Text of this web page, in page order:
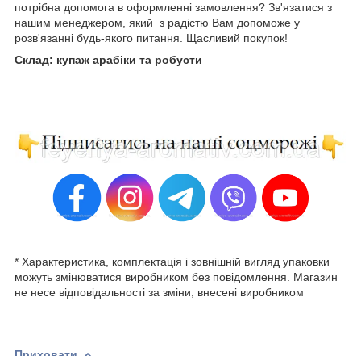
потрібна допомога в оформленні замовлення? Зв'язатися з
нашим менеджером, який з радістю Вам допоможе у
розв'язанні будь-якого питання. Щасливий покупок!
Склад: купаж арабіки та робусти
* Характеристика, комплектація і зовнішній вигляд упаковки
можуть змінюватися виробником без повідомлення. Магазин
не несе відповідальності за зміни, внесені виробником